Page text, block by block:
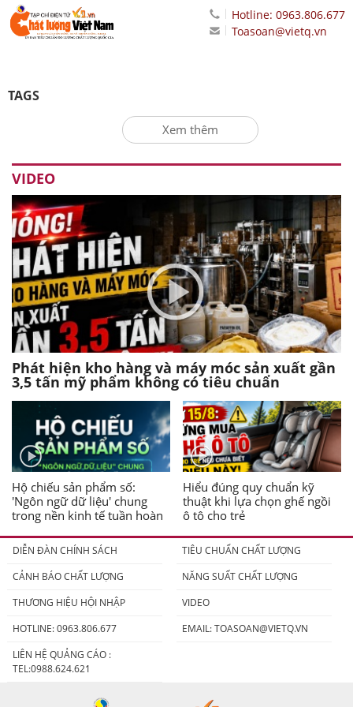
Hotline: 0963.806.677
Toasoan@vietq.vn
TAGS
Xem thêm
VIDEO
Phát hiện kho hàng và máy móc sản xuất gần
3,5 tấn mỹ phẩm không có tiêu chuẩn
Hộ chiếu sản phẩm số:
'Ngôn ngữ dữ liệu' chung
trong nền kinh tế tuần hoàn
Hiểu đúng quy chuẩn kỹ
thuật khi lựa chọn ghế ngồi
ô tô cho trẻ
DIỄN ĐÀN CHÍNH SÁCH
TIÊU CHUẨN CHẤT LƯỢNG
CẢNH BÁO CHẤT LƯỢNG
NĂNG SUẤT CHẤT LƯỢNG
THƯƠNG HIỆU HỘI NHẬP
VIDEO
HOTLINE: 0963.806.677
EMAIL:TOASOAN@VIETQ.VN
LIÊN HỆ QUẢNG CÁO :
TEL:0988.624.621